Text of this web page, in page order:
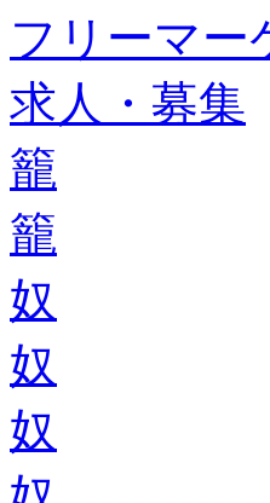
フリーマー
求人・募集
籠
籠
奴
奴
奴